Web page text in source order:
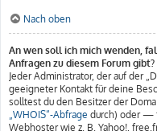
Nach oben
An wen soll ich mich wenden,
Anfragen zu diesem Forum gibt?
Jeder Administrator, der auf der
geeigneter Kontakt für deine
solltest du den Besitzer der
„WHOIS“-Abfrage durch) oder —
Webhoster wie z. B. Yahoo!,